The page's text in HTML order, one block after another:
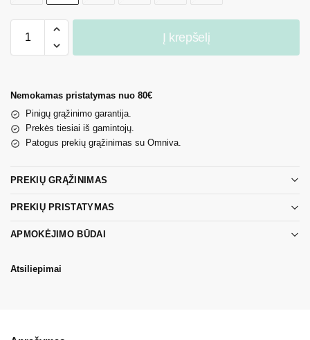
Į krepšelį
Nemokamas pristatymas nuo 80€
Pinigų grąžinimo garantija.
Prekės tiesiai iš gamintojų.
Patogus prekių grąžinimas su Omniva.
PREKIŲ GRĄŽINIMAS
PREKIŲ PRISTATYMAS
APMOKĖJIMO BŪDAI
Atsiliepimai